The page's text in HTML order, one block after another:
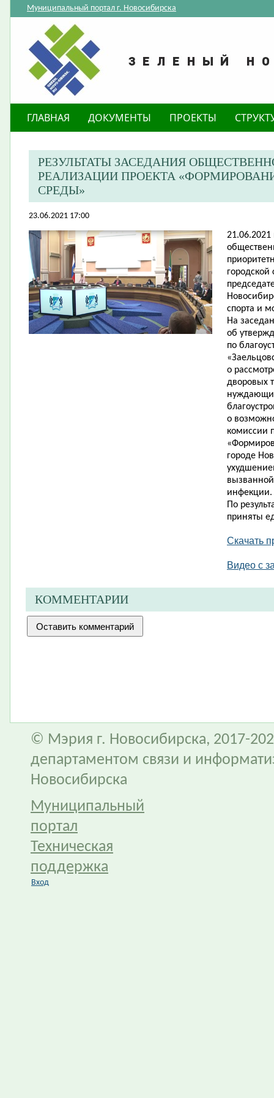
Муниципальный портал г. Новосибирска
ГЛАВНАЯ ДОКУМЕНТЫ ПРОЕКТЫ
РЕЗУЛЬТАТЫ ЗАСЕДАНИЯ
РЕАЛИЗАЦИИ ПРОЕКТА
СРЕДЫ»
23.06.2021 17:00
21.06.2021
спорта и
На
об
по
о
дворовых
о
комиссии
городе
инфекции.
По
приняты
Скачать
Видео с
КОММЕНТАРИИ
© Мэрия г. Новосибирска, 2017-
департаментом связи и
Новосибирска
Муниципальный
портал
Техническая
поддержка
Вход